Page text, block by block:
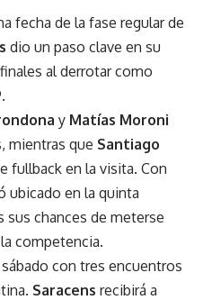
fecha de la fase regular de
dio un paso clave en su
al derrotar como
y Matías Moroni
mientras que Santiago
fullback en la visita. Con
ubicado en la quinta
chances de meterse
competencia.
con tres encuentros
Saracens recibirá a